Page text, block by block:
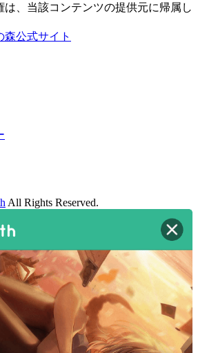
、当該コンテンツの提供元に帰属し
公式サイト
All Rights Reserved.